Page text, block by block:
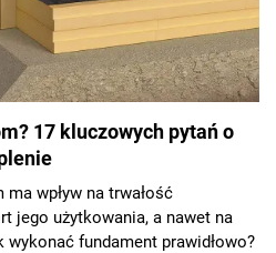
17 kluczowych pytań o
wpływ na trwałość
jego użytkowania, a nawet na
wykonać fundament prawidłowo?